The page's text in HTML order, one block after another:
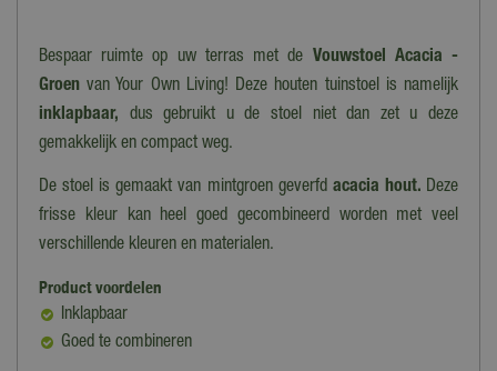
Bespaar ruimte op uw terras met de Vouwstoel Acacia -
Groen van Your Own Living! Deze houten tuinstoel is namelijk
inklapbaar, dus gebruikt u de stoel niet dan zet u deze
gemakkelijk en compact weg.
De stoel is gemaakt van mintgroen geverfd acacia hout. Deze
frisse kleur kan heel goed gecombineerd worden met veel
verschillende kleuren en materialen.
Product voordelen
Inklapbaar
Goed te combineren